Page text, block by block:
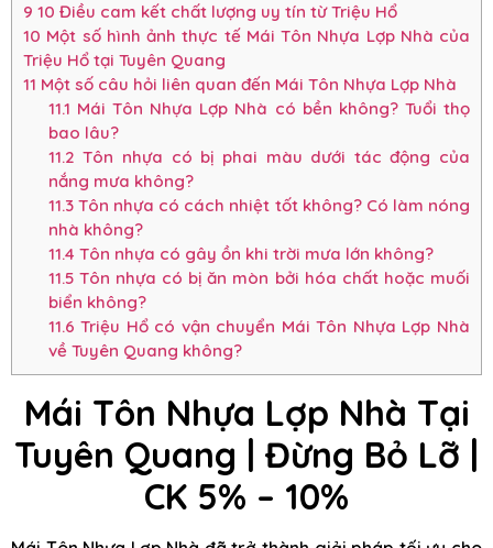
9 10 Điều cam kết chất lượng uy tín từ Triệu Hổ
10 Một số hình ảnh thực tế Mái Tôn Nhựa Lợp Nhà của
Triệu Hổ tại Tuyên Quang
11 Một số câu hỏi liên quan đến Mái Tôn Nhựa Lợp Nhà
11.1 Mái Tôn Nhựa Lợp Nhà có bền không? Tuổi thọ
bao lâu?
11.2 Tôn nhựa có bị phai màu dưới tác động của
nắng mưa không?
11.3Tôn nhựa có cách nhiệt tốt không? Có làm nóng
nhà không?
11.4 Tôn nhựa có gây ồn khi trời mưa lớn không?
11.5Tôn nhựa có bị ăn mòn bởi hóa chất hoặc muối
biển không?
11.6 Triệu Hổ có vận chuyển Mái Tôn Nhựa Lợp Nhà
về Tuyên Quang không?
Mái Tôn Nhựa Lợp Nhà Tại
Tuyên Quang | Đừng Bỏ Lỡ |
CK 5% – 10%